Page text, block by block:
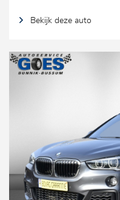
Bekijk deze auto